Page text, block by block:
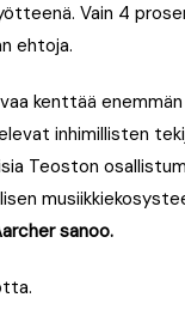
Vain 4
ehtoja.
kenttää
inhimillisten
Teoston
sanoo.